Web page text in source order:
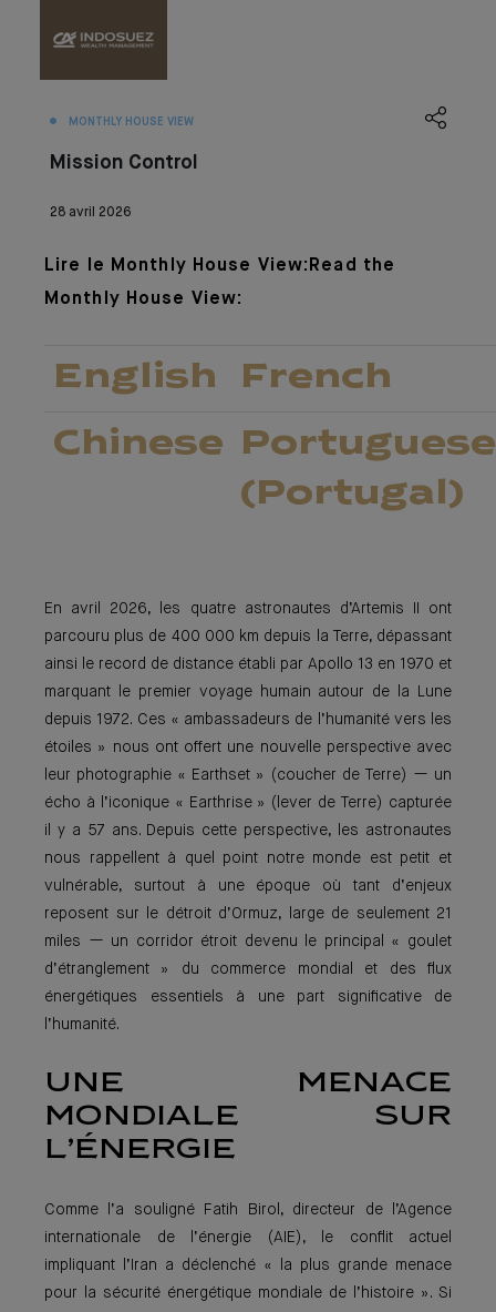
MONTHLY HOUSE VIEW
Mission Control
28 avril 2026
Lire le Monthly House View:Read the
Monthly House View:
English
French
Chinese Portuguese
(Portugal)
En avril 2026, les quatre astronautes d’Artemis II ont
parcouru plus de 400 000 km depuis la Terre, dépassant
ainsi le record de distance établi par Apollo 13 en 1970 et
marquant le premier voyage humain autour de la Lune
depuis 1972. Ces « ambassadeurs de l’humanité vers les
étoiles » nous ont offert une nouvelle perspective avec
leur photographie « Earthset » (coucher de Terre) — un
écho à l’iconique « Earthrise » (lever de Terre) capturée
il y a 57 ans. Depuis cette perspective, les astronautes
nous rappellent à quel point notre monde est petit et
vulnérable, surtout à une époque où tant d’enjeux
reposent sur le détroit d’Ormuz, large de seulement 21
miles — un corridor étroit devenu le principal « goulet
d’étranglement » du commerce mondial et des flux
énergétiques essentiels à une part significative de
l’humanité.
UNE MENACE
MONDIALE SUR
L’ÉNERGIE
Comme l’a souligné Fatih Birol, directeur de l’Agence
internationale de l’énergie (AIE), le conflit actuel
impliquant l’Iran a déclenché « la plus grande menace
pour la sécurité énergétique mondiale de l’histoire ». Si